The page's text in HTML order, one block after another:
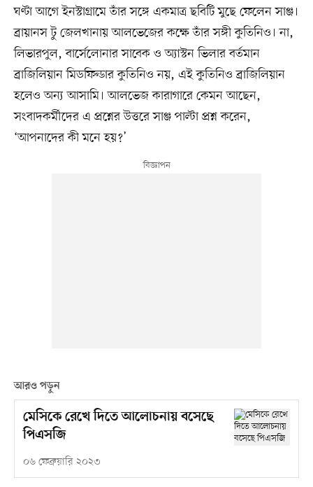
ঘণ্টা আগে ইনস্টাগ্রামে তাঁর সঙ্গে একমাত্র ছবিটি মুছে ফেলেন সাঞ্জ।
ব্রায়ানস টু জেলখানায় আলভেজের কক্ষে তাঁর সঙ্গী কুতিনিও। না,
লিভারপুল, বার্সেলোনার সাবেক ও অ্যাস্টন ভিলার বর্তমান
ব্রাজিলিয়ান মিডফিল্ডার কুতিনিও নয়, এই কুতিনিও ব্রাজিলিয়ান
হলেও অন্য আসামি। আলভেজ কারাগারে কেমন আছেন,
সংবাদকর্মীদের এ প্রশ্নের উত্তরে সাঞ্জ পাল্টা প্রশ্ন করেন,
‘আপনাদের কী মনে হয়?’
আরও পড়ুন
মেসিকে রেখে দিতে আলোচনায় বসেছে
পিএসজি
০৬ ফেব্রুয়ারি ২০২৩